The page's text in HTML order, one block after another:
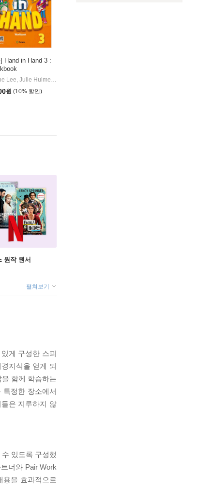
Hand in Hand 3 :
Jayne Lee, Julie Hulme
| 이퓨쳐(e-future)
원 (10% 할인)
원작 원서
펼쳐보기
게 구성한 스피
지식을 얻게 되
함께 학습하는
정한 장소에서
은 지루하지 않
있도록 구성했
너와 Pair Work
용을 효과적으로